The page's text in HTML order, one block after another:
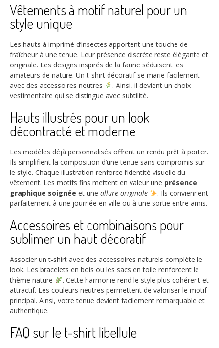
Vêtements à motif naturel pour un
style unique
Les hauts à imprimé d’insectes apportent une touche de
fraîcheur à une tenue. Leur présence discrète reste élégante et
originale. Les designs inspirés de la faune séduisent les
amateurs de nature. Un t-shirt décoratif se marie facilement
avec des accessoires neutres
. Ainsi, il devient un choix
vestimentaire qui se distingue avec subtilité.
Hauts illustrés pour un look
décontracté et moderne
Les modèles déjà personnalisés offrent un rendu prêt à porter.
Ils simplifient la composition d’une tenue sans compromis sur
le style. Chaque illustration renforce l’identité visuelle du
vêtement. Les motifs fins mettent en valeur une présence
graphique soignée et une allure originale
. Ils conviennent
parfaitement à une journée en ville ou à une sortie entre amis.
Accessoires et combinaisons pour
sublimer un haut décoratif
Associer un t-shirt avec des accessoires naturels complète le
look. Les bracelets en bois ou les sacs en toile renforcent le
thème nature
. Cette harmonie rend le style plus cohérent et
attractif. Les couleurs neutres permettent de valoriser le motif
principal. Ainsi, votre tenue devient facilement remarquable et
authentique.
FAQ sur le t-shirt libellule